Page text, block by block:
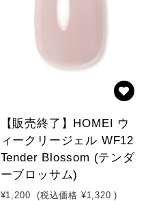
【販売終了】HOMEI ウ
ィークリージェル WF12
Tender Blossom (テンダ
ーブロッサム)
¥1,200 (税込価格 ¥1,320 )